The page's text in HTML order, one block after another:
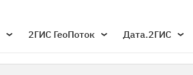
2ГИС ГеоПоток Дата.2ГИС